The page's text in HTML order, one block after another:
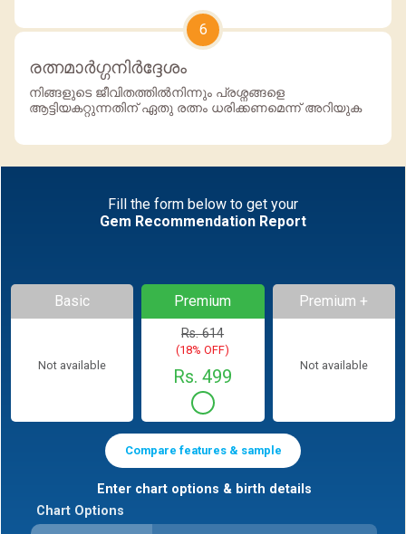
6
രത്നമാര്‍ഗ്ഗനിര്‍ദ്ദേശം
നിങ്ങളുടെ ജീവിതത്തില്‍നിന്നും പ്രശ്നങ്ങളെ
ആട്ടിയകറ്റുന്നതിന് ഏതു രത്നം ധരിക്കണമെന്ന് അറിയുക
Fill the form below to get your
Gem Recommendation Report
Basic
Not available
Premium
Rs. 614
(18% OFF)
Rs. 499
Premium +
Not available
Compare features & sample
Enter chart options & birth details
Chart Options